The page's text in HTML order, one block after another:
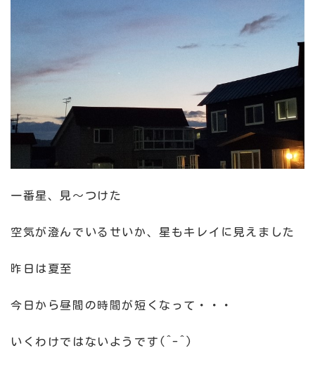
一番星、見～つけた
空気が澄んでいるせいか、星もキレイに見えました
昨日は夏至
今日から昼間の時間が短くなって・・・
いくわけではないようです(^-^)